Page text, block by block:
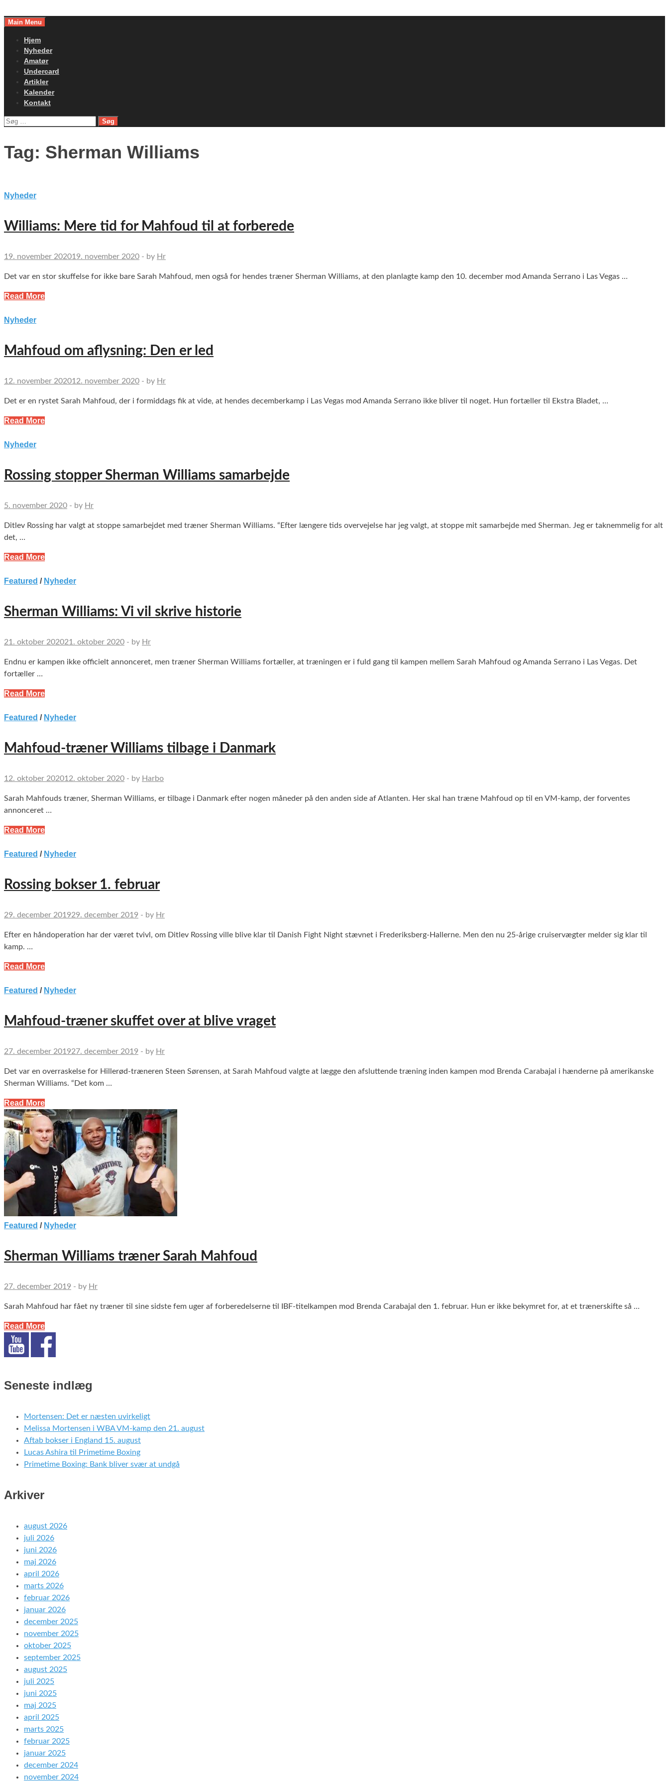
toMain Menu
Hjem
Nyheder
Amatør
Undercard
Artikler
Kalender
Kontakt
Søg
Tag: Sherman Williams
Nyheder
Williams: Mere tid for Mahfoud til at forberede
19. november 202019. november 2020 - by Hr
Det var en stor skuffelse for ikke bare Sarah Mahfoud, men også for hendes træner Sherman Williams, at den planlagte kamp den 10. december mod Amanda Serrano i Las Vegas …
Read More
Nyheder
Mahfoud om aflysning: Den er led
12. november 202012. november 2020 - by Hr
Det er en rystet Sarah Mahfoud, der i formiddags fik at vide, at hendes decemberkamp i Las Vegas mod Amanda Serrano ikke bliver til noget. Hun fortæller til Ekstra Bladet, …
Read More
Nyheder
Rossing stopper Sherman Williams samarbejde
5. november 2020 - by Hr
Ditlev Rossing har valgt at stoppe samarbejdet med træner Sherman Williams. “Efter længere tids overvejelse har jeg valgt, at stoppe mit samarbejde med Sherman. Jeg er taknemmelig for alt
det, …
Read More
Featured / Nyheder
Sherman Williams: Vi vil skrive historie
21. oktober 202021. oktober 2020 - by Hr
Endnu er kampen ikke officielt annonceret, men træner Sherman Williams fortæller, at træningen er i fuld gang til kampen mellem Sarah Mahfoud og Amanda Serrano i Las Vegas. Det
fortæller …
Read More
Featured / Nyheder
Mahfoud-træner Williams tilbage i Danmark
12. oktober 202012. oktober 2020 - by Harbo
Sarah Mahfouds træner, Sherman Williams, er tilbage i Danmark efter nogen måneder på den anden side af Atlanten. Her skal han træne Mahfoud op til en VM-kamp, der forventes
annonceret …
Read More
Featured / Nyheder
Rossing bokser 1. februar
29. december 201929. december 2019 - by Hr
Efter en håndoperation har der været tvivl, om Ditlev Rossing ville blive klar til Danish Fight Night stævnet i Frederiksberg-Hallerne. Men den nu 25-årige cruiservægter melder sig klar til
kamp. …
Read More
Featured / Nyheder
Mahfoud-træner skuffet over at blive vraget
27. december 201927. december 2019 - by Hr
Det var en overraskelse for Hillerød-træneren Steen Sørensen, at Sarah Mahfoud valgte at lægge den afsluttende træning inden kampen mod Brenda Carabajal i hænderne på amerikanske
Sherman Williams. “Det kom …
Read More
Featured / Nyheder
Sherman Williams træner Sarah Mahfoud
27. december 2019 - by Hr
Sarah Mahfoud har fået ny træner til sine sidste fem uger af forberedelserne til IBF-titelkampen mod Brenda Carabajal den 1. februar. Hun er ikke bekymret for, at et trænerskifte så …
Read More
Seneste indlæg
Mortensen: Det er næsten uvirkeligt
Melissa Mortensen i WBA VM-kamp den 21. august
Aftab bokser i England 15. august
Lucas Ashira til Primetime Boxing
Primetime Boxing: Bank bliver svær at undgå
Arkiver
august 2026
juli 2026
juni 2026
maj 2026
april 2026
marts 2026
februar 2026
januar 2026
december 2025
november 2025
oktober 2025
september 2025
august 2025
juli 2025
juni 2025
maj 2025
april 2025
marts 2025
februar 2025
januar 2025
december 2024
november 2024